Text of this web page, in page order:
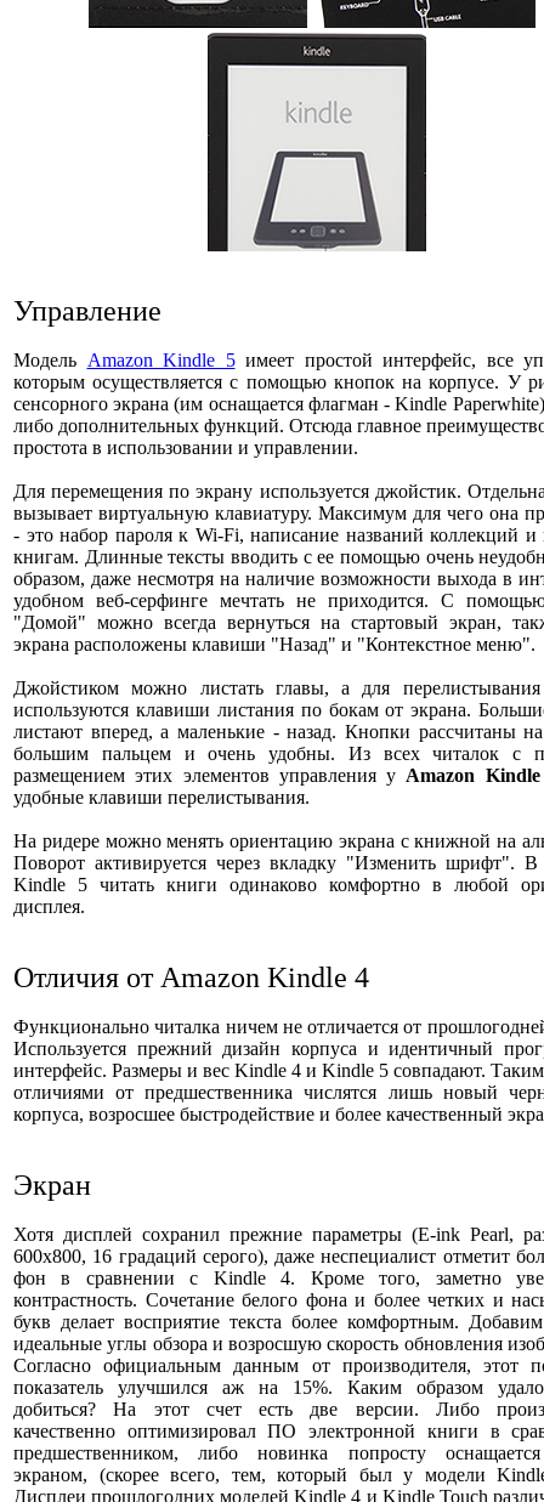
Управление
Модель Amazon Kindle 5имеет простой интерфейс, все
которым осуществляется с помощью кнопок на корпусе. У
сенсорного экрана (им оснащается флагман - Kindle
либо дополнительных функций. Отсюда главное
простота в использовании и управлении.
Для перемещения по экрану используется джойстик.
вызывает виртуальную клавиатуру. Максимум для чего она
- это набор пароля к Wi-Fi, написание названий коллекций
книгам. Длинные тексты вводить с ее помощью очень
образом, даже несмотря на наличие возможности выхода в
удобном веб-серфинге мечтать не приходится. С
"Домой" можно всегда вернуться на стартовый экран,
экрана расположены клавиши "Назад" и "Контекстное меню".
Джойстиком можно листать главы, а для
используются клавиши листания по бокам от экрана.
листают вперед, а маленькие - назад. Кнопки рассчитаны
большим пальцем и очень удобны. Из всех читалок с
размещением этих элементов управления уAmazon
удобные клавиши перелистывания.
На ридере можно менять ориентацию экрана с книжной на
Поворот активируется через вкладку "Изменить шрифт". В
Kindle 5 читать книги одинаково комфортно в любой
дисплея.
Отличия от Amazon Kindle 4
Функционально читалка ничем не отличается от
Используется прежний дизайн корпуса и идентичный
интерфейс. Размеры и вес Kindle 4 и Kindle 5 совпадают.
отличиями от предшественника числятся лишь новый
корпуса, возросшее быстродействие и более качественный
Экран
Хотя дисплей сохранил прежние параметры (E-ink Pearl,
600х800, 16 градаций серого), даже неспециалист отметит
фон в сравнении с Kindle 4. Кроме того, заметно
контрастность. Сочетание белого фона и более четких и
букв делает восприятие текста более комфортным.
идеальные углы обзора и возросшую скорость обновления
Согласно официальным данным от производителя, этот
показатель улучшился аж на 15%. Каким образом
добиться? На этот счет есть две версии. Либо
качественно оптимизировал ПО электронной книги в
предшественником, либо новинка попросту
экраном, (скорее всего, тем, который был у модели
Дисплеи прошлогодних моделей Kindle 4 и Kindle Touch